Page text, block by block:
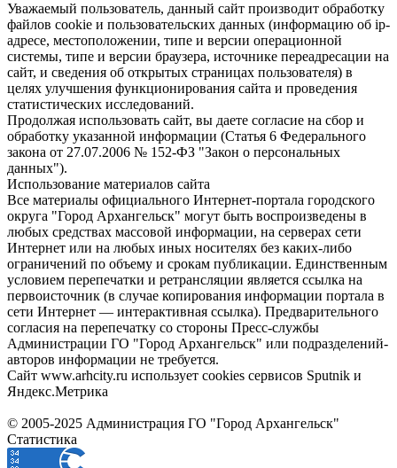
Уважаемый пользователь, данный сайт производит обработку
файлов cookie и пользовательских данных (информацию об ip-
адресе, местоположении, типе и версии операционной
системы, типе и версии браузера, источнике переадресации на
сайт, и сведения об открытых страницах пользователя) в
целях улучшения функционирования сайта и проведения
статистических исследований.
Продолжая использовать сайт, вы даете согласие на сбор и
обработку указанной информации (Статья 6 Федерального
закона от 27.07.2006 № 152-ФЗ "Закон о персональных
данных").
Использование материалов сайта
Все материалы официального Интернет-портала городского
округа "Город Архангельск" могут быть воспроизведены в
любых средствах массовой информации, на серверах сети
Интернет или на любых иных носителях без каких-либо
ограничений по объему и срокам публикации. Единственным
условием перепечатки и ретрансляции является ссылка на
первоисточник (в случае копирования информации портала в
сети Интернет — интерактивная ссылка). Предварительного
согласия на перепечатку со стороны Пресс-службы
Администрации ГО "Город Архангельск" или подразделений-
авторов информации не требуется.
Сайт www.arhcity.ru использует cookies сервисов Sputnik и
Яндекс.Метрика
© 2005-2025 Администрация ГО "Город Архангельск"
Статистика